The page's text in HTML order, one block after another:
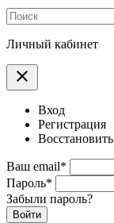
Личный кабинет
clear
Вход
Регистрация
Восстановить
Ваш email*
Пароль*
Забыли пароль?
Войти